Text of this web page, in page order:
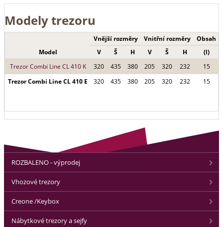
Modely trezoru
Model
Vnější rozměry Vnitřní rozměry Obsah
V
Š H V Š H
(l)
Trezor Combi Line CL 410 K
320 435 380 205 320 232
15
Trezor Combi Line CL 410 E
320 435 380 205 320 232 15
ROZBALENO - výprodej
Vhozové trezory
Creone /Keybox
Nábytkové trezory a sejfy